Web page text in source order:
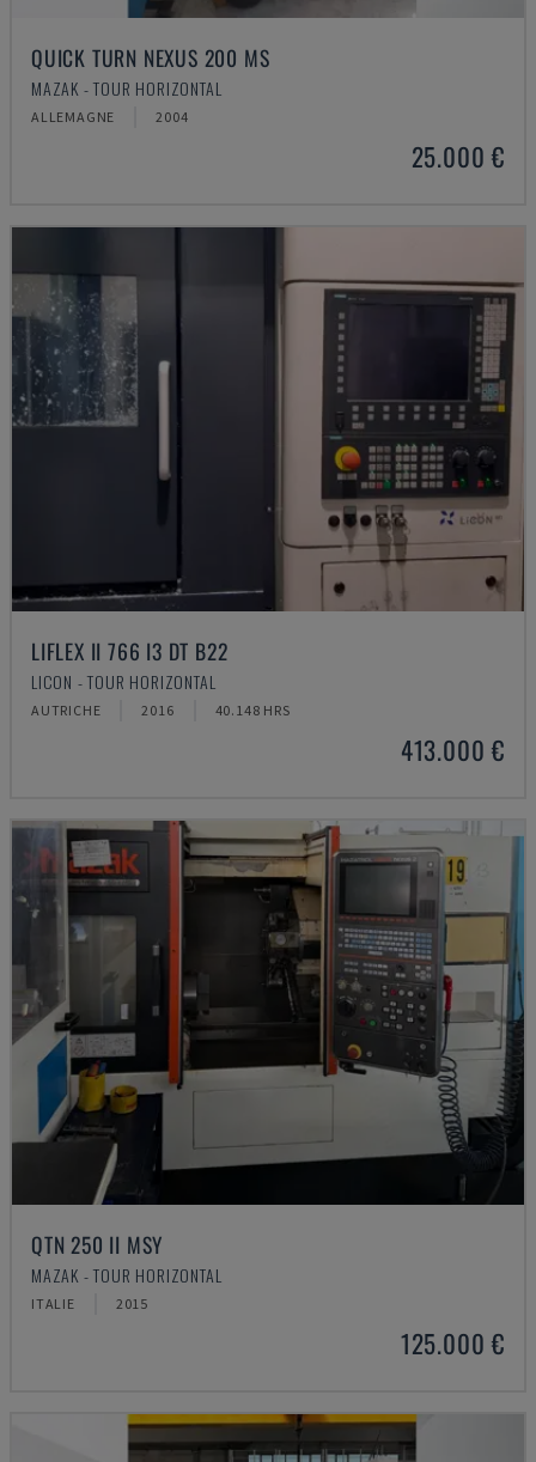
QUICK TURN NEXUS 200 MS
MAZAK - TOUR HORIZONTAL
ALLEMAGNE 2004
25.000 €
LIFLEX II 766 I3 DT B22
LICON - TOUR HORIZONTAL
AUTRICHE 2016 40.148 HRS
413.000 €
QTN 250 II MSY
MAZAK - TOUR HORIZONTAL
ITALIE 2015
125.000 €